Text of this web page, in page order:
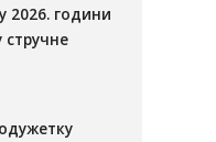
2026. години